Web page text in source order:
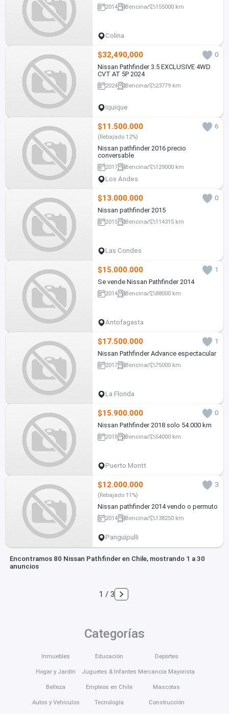
2014 Bencina 155000 km
Colina
$32,490,000
0
Nissan Pathfinder 3.5 EXCLUSIVE 4WD
CVT AT 5P 2024
2024 Bencina 23779 km
Iquique
$11.500.000 6
(Rebajado 12%)
Nissan pathfinder 2016 precio
conversable
2017 Bencina 129000 km
Los Andes
$13.000.000
0
Nissan pathfinder 2015
2015 Bencina 114315 km
Las Condes
$15.000.000
1
Se vende Nissan Pathfinder 2014
2014 Bencina 88000 km
Antofagasta
$17.500.000
1
Nissan Pathfinder Advance espectacular
2017 Bencina 75000 km
La Florida
$15.900.000
0
Nissan Pathfinder 2018 solo 54.000 km
2018 Bencina 54000 km
Puerto Montt
$12.000.000 3
(Rebajado 11%)
Nissan pathfinder 2014 vendo o permuto
2014 Bencina 138250 km
Panguipulli
Encontramos 80 Nissan Pathfinder en Chile, mostrando 1 a 30
anuncios
1 / 3
Categorías
Inmuebles
Hogar y Jardín
Belleza
Autos y Vehículos
Educación
Juguetes & Infantes
Empleos en Chile
Tecnología
Deportes
Mercancía Mayorista
Mascotas
Construcción